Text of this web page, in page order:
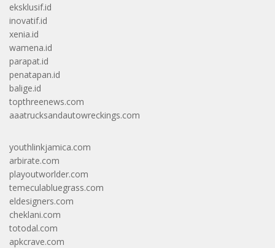
eksklusif.id
inovatif.id
xenia.id
wamena.id
parapat.id
penatapan.id
balige.id
topthreenews.com
aaatrucksandautowreckings.com
youthlinkjamica.com
arbirate.com
playoutworlder.com
temeculabluegrass.com
eldesigners.com
cheklani.com
totodal.com
apkcrave.com